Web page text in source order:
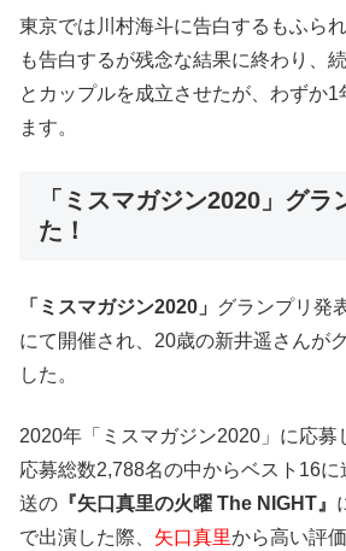
東京では川村海斗に告白するもふら
も告白するが残念な結果に終わり、
とカップルを成立させたが、わずか1
ます。
「ミスマガジン2020」グラ
た！
「ミスマガジン2020」 グランプリ発
にて開催され、20歳の新井遥さんが
した。
2020年「ミスマガジン2020」に応募
応募総数2,788名の中からベスト16
送の 『矢口真里の火曜 The NIGHT』
で出演した際、 矢口真里から高い評